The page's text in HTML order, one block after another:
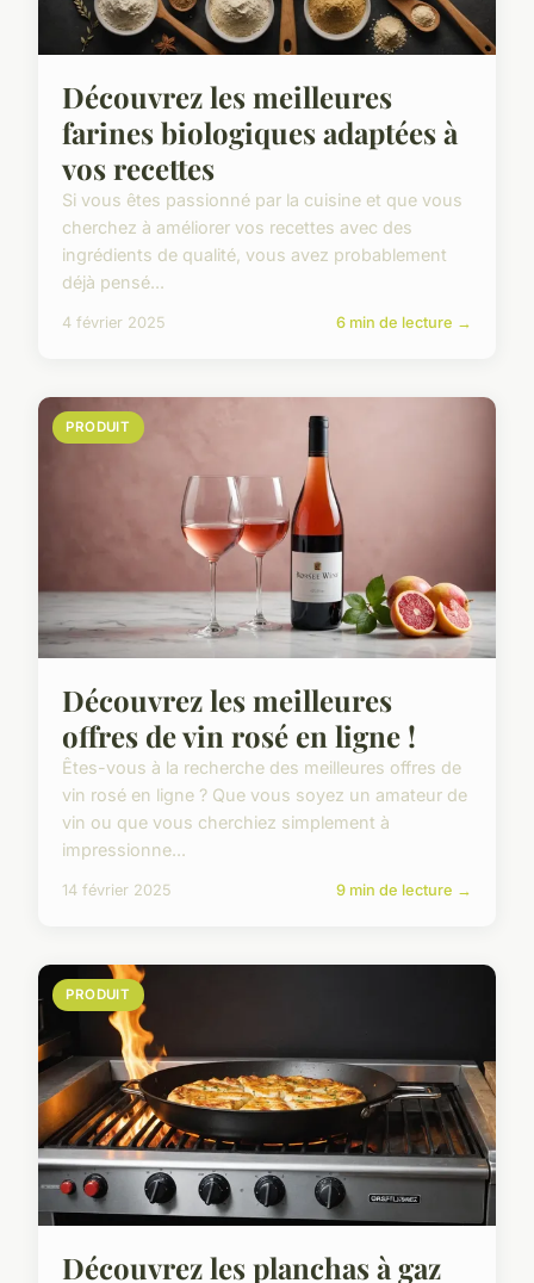
Découvrez les meilleures
farines biologiques adaptées à
vos recettes
Si vous êtes passionné par la cuisine et que vous
cherchez à améliorer vos recettes avec des
ingrédients de qualité, vous avez probablement
déjà pensé...
4 février 2025 6 min de lecture →
PRODUIT
Découvrez les meilleures
offres de vin rosé en ligne !
Êtes-vous à la recherche des meilleures offres de
vin rosé en ligne ? Que vous soyez un amateur de
vin ou que vous cherchiez simplement à
impressionne...
14 février 2025 9 min de lecture →
PRODUIT
Découvrez les planchas à gaz